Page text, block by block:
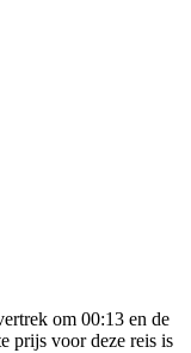
om 00:13 en de
prijs voor deze reis is